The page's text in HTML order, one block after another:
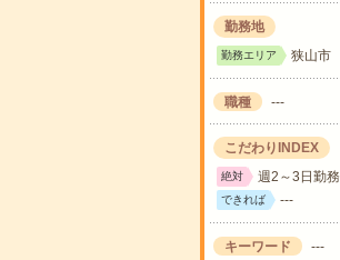
勤務地
勤務エリア 狭山市
職種 ---
こだわりINDEX
絶対 週2～3日勤務
できれば ---
キーワード ---